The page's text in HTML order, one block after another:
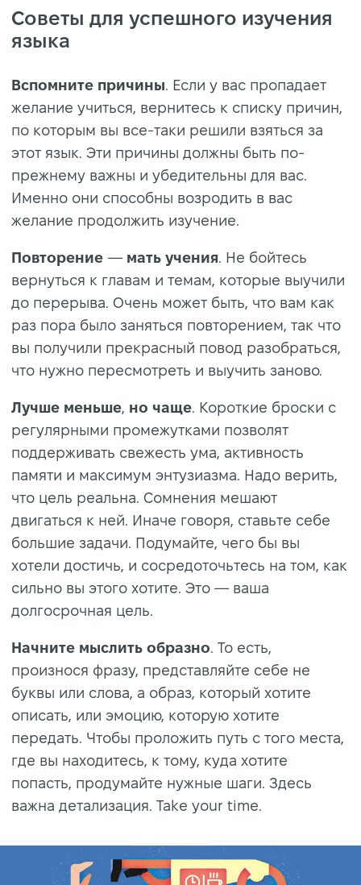
Советы для успешного изучения
языка
Вспомните причины. Если у вас пропадает
желание учиться, вернитесь к списку причин,
по которым вы все-таки решили взяться за
этот язык. Эти причины должны быть по-
прежнему важны и убедительны для вас.
Именно они способны возродить в вас
желание продолжить изучение.
Повторение — мать учения. Не бойтесь
вернуться к главам и темам, которые выучили
до перерыва. Очень может быть, что вам как
раз пора было заняться повторением, так что
вы получили прекрасный повод разобраться,
что нужно пересмотреть и выучить заново.
Лучше меньше, но чаще. Короткие броски с
регулярными промежутками позволят
поддерживать свежесть ума, активность
памяти и максимум энтузиазма. Надо верить,
что цель реальна. Сомнения мешают
двигаться к ней. Иначе говоря, ставьте себе
большие задачи. Подумайте, чего бы вы
хотели достичь, и сосредоточьтесь на том, как
сильно вы этого хотите. Это — ваша
долгосрочная цель.
Начните мыслить образно. То есть,
произнося фразу, представляйте себе не
буквы или слова, а образ, который хотите
описать, или эмоцию, которую хотите
передать. Чтобы проложить путь с того места,
где вы находитесь, к тому, куда хотите
попасть, продумайте нужные шаги. Здесь
важна детализация. Take your time.